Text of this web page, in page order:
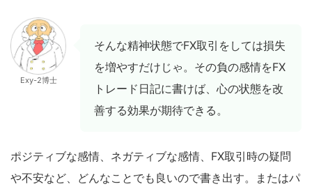
Exy-2博士
そんな精神状態でFX取引をしては損失
を増やすだけじゃ。その負の感情をFX
トレード日記に書けば、心の状態を改
善する効果が期待できる。
ポジティブな感情、ネガティブな感情、FX取引時の疑問
や不安など、どんなことでも良いので書き出す。またはパ